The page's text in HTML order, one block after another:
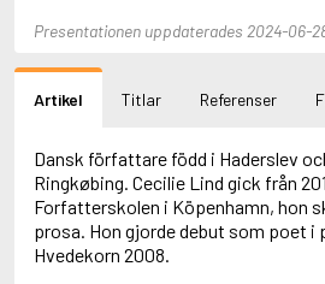
Adiga, Aravind
Adnan, Etel
Adolfsson, Evert
Adolfsson, Gunnar
Adolfsson, Josefine
Adolfsson, Maria
Adolphsen, Peter
Presentationen uppdaterades 2024-06-
Artikel Titlar Referenser
Dansk författare född i Haderslev
Ringkøbing. Cecilie Lind gick från
Forfatterskolen i Köpenhamn, hon
prosa. Hon gjorde debut som poet
Hvedekorn 2008.